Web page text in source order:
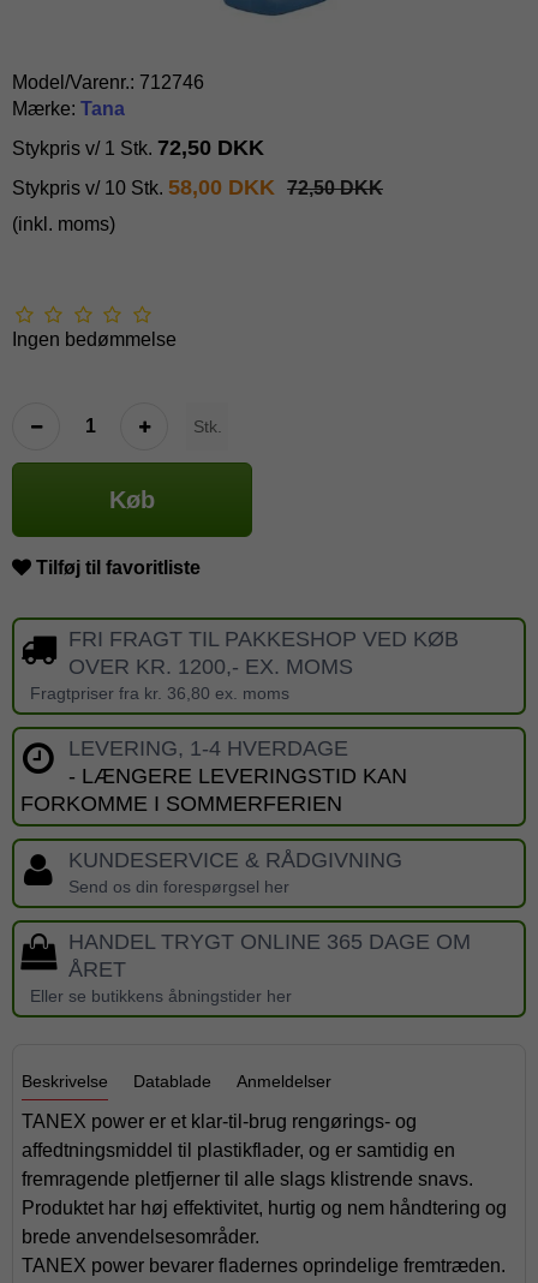
Model/Varenr.: 712746
Mærke: Tana
Stykpris v/ 1 Stk. 72,50 DKK
Stykpris v/ 10 Stk. 58,00 DKK 72,50 DKK
(inkl. moms)
Ingen bedømmelse
Stk.
Køb
Tilføj til favoritliste
FRI FRAGT TIL PAKKESHOP VED KØB
OVER KR. 1200,- EX. MOMS
Fragtpriser fra kr. 36,80 ex. moms
LEVERING, 1-4 HVERDAGE
- LÆNGERE LEVERINGSTID KAN
FORKOMME I SOMMERFERIEN
KUNDESERVICE & RÅDGIVNING
Send os din forespørgsel her
HANDEL TRYGT ONLINE 365 DAGE OM
ÅRET
Eller se butikkens åbningstider her
Beskrivelse Datablade Anmeldelser
TANEX power er et klar-til-brug rengørings- og
affedtningsmiddel til plastikflader, og er samtidig en
fremragende pletfjerner til alle slags klistrende snavs.
Produktet har høj effektivitet, hurtig og nem håndtering og
brede anvendelsesområder.
TANEX power bevarer fladernes oprindelige fremtræden.